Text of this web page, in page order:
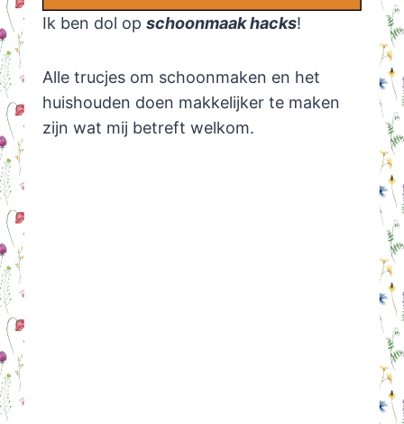
Ik ben dol op schoonmaak hacks!
Alle trucjes om schoonmaken en het
huishouden doen makkelijker te maken
zijn wat mij betreft welkom.